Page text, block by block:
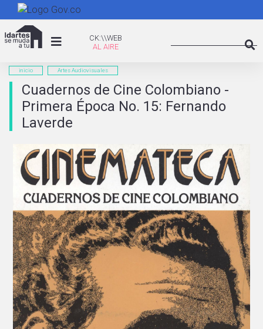
al
CK:\WEB
CK:\\WEB
inicio Artes Audiovisuales
Cuadernos de Cine Colombiano -
Primera Época No. 15: Fernando
Laverde